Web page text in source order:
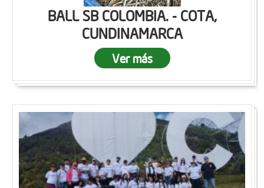
BALL SB COLOMBIA. - COTA,
CUNDINAMARCA
Ver más